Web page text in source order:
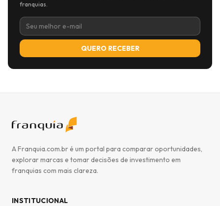
franquias.
QUERO RECEBER
A Franquia.com.br é um portal para comparar oportunidades,
explorar marcas e tomar decisões de investimento em
franquias com mais clareza.
INSTITUCIONAL